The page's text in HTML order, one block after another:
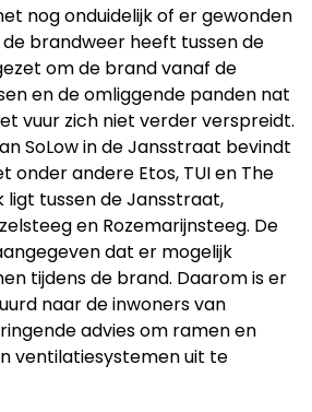
nog onduidelijk of er gewonden
de brandweer heeft tussen de
om de brand vanaf de
en de omliggende panden nat
vuur zich niet verder verspreidt.
SoLow in de Jansstraat bevindt
onder andere Etos, TUI en The
ligt tussen de Jansstraat,
en Rozemarijnsteeg. De
dat er mogelijk
tijdens de brand. Daarom is er
naar de inwoners van
advies om ramen en
ventilatiesystemen uit te